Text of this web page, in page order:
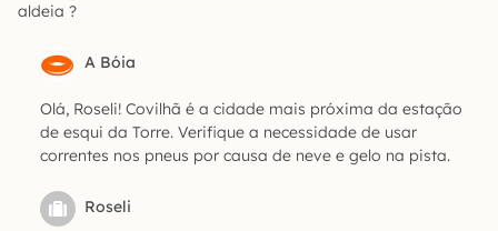
aldeia ?
A Bóia
Olá, Roseli! Covilhã é a cidade mais próxima da estação
de esqui da Torre. Verifique a necessidade de usar
correntes nos pneus por causa de neve e gelo na pista.
Roseli